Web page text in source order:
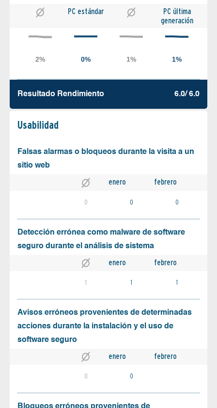
PC estándar
PC última
generación
Resultado Rendimiento 6.0/ 6.0
Usabilidad
Falsas alarmas o bloqueos durante la visita a un
sitio web
enero febrero
0 0 0
Detección errónea como malware de software
seguro durante el análisis de sistema
enero febrero
1 1 1
Avisos erróneos provenientes de determinadas
acciones durante la instalación y el uso de
software seguro
enero febrero
0 0